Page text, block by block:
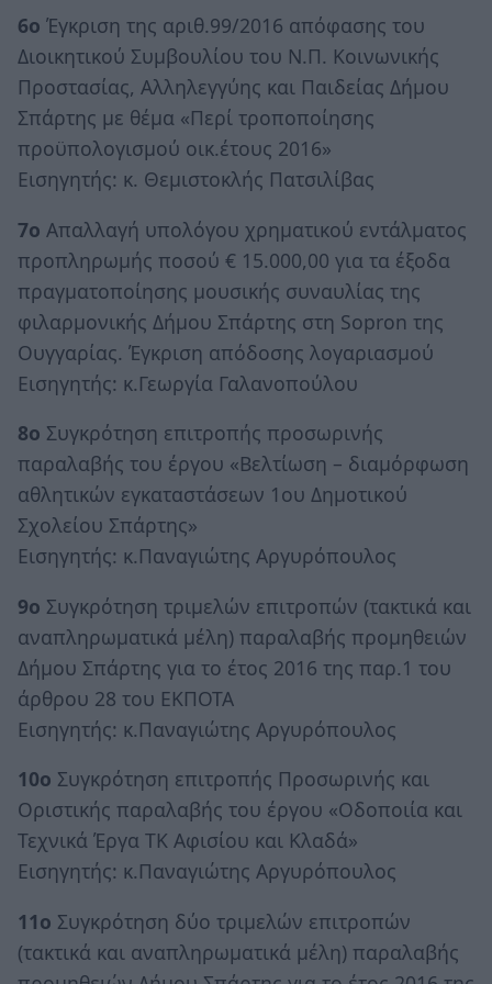
6ο Έγκριση της αριθ.99/2016 απόφασης του
Διοικητικού Συμβουλίου του Ν.Π. Κοινωνικής
Προστασίας, Αλληλεγγύης και Παιδείας Δήμου
Σπάρτης με θέμα «Περί τροποποίησης
προϋπολογισμού οικ.έτους 2016»
Εισηγητής: κ. Θεμιστοκλής Πατσιλίβας
7ο Απαλλαγή υπολόγου χρηματικού εντάλματος
προπληρωμής ποσού € 15.000,00 για τα έξοδα
πραγματοποίησης μουσικής συναυλίας της
φιλαρμονικής Δήμου Σπάρτης στη Sopron της
Ουγγαρίας. Έγκριση απόδοσης λογαριασμού
Εισηγητής: κ.Γεωργία Γαλανοπούλου
8ο Συγκρότηση επιτροπής προσωρινής
παραλαβής του έργου «Βελτίωση – διαμόρφωση
αθλητικών εγκαταστάσεων 1ου Δημοτικού
Σχολείου Σπάρτης»
Εισηγητής: κ.Παναγιώτης Αργυρόπουλος
9ο Συγκρότηση τριμελών επιτροπών (τακτικά και
αναπληρωματικά μέλη) παραλαβής προμηθειών
Δήμου Σπάρτης για το έτος 2016 της παρ.1 του
άρθρου 28 του ΕΚΠΟΤΑ
Εισηγητής: κ.Παναγιώτης Αργυρόπουλος
10ο Συγκρότηση επιτροπής Προσωρινής και
Οριστικής παραλαβής του έργου «Οδοποιία και
Τεχνικά Έργα ΤΚ Αφισίου και Κλαδά»
Εισηγητής: κ.Παναγιώτης Αργυρόπουλος
11ο Συγκρότηση δύο τριμελών επιτροπών
(τακτικά και αναπληρωματικά μέλη) παραλαβής